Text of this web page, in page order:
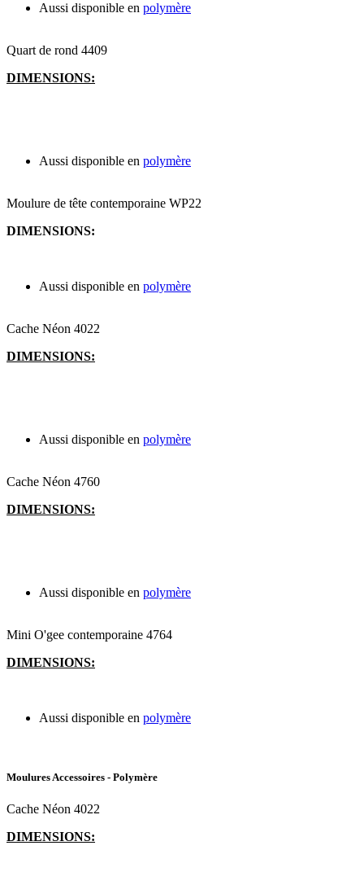
Aussi disponible en polymère
Quart de rond 4409
DIMENSIONS:
Aussi disponible en polymère
Moulure de tête contemporaine WP22
DIMENSIONS:
Aussi disponible en polymère
Cache Néon 4022
DIMENSIONS:
Aussi disponible en polymère
Cache Néon 4760
DIMENSIONS:
Aussi disponible en polymère
Mini O'gee contemporaine 4764
DIMENSIONS:
Aussi disponible en polymère
Moulures Accessoires - Polymère
Cache Néon 4022
DIMENSIONS: